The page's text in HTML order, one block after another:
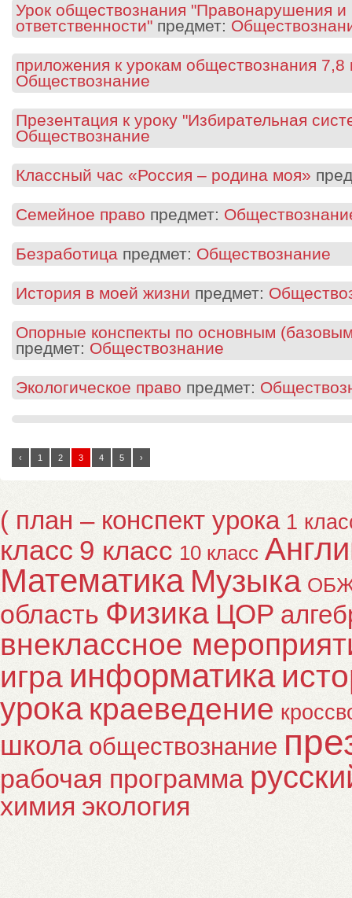
Урок обществознания "Правонарушения
ответственности" предмет:
приложения к урокам обществознания 7,8
Обществознание
Презентация к уроку "Избирательная
Обществознание
Классный час «Россия – родина моя»
Семейное право предмет:
Безработица предмет: Обществознание
История в моей жизни предмет:
Опорные конспекты по основным
предмет: Обществознание
Экологическое право предмет:
‹ 1 2 3 4 5 ›
( план – конспект урока 1
класс 9 класс 10 класс
Математика Музыка
область Физика ЦОР
внеклассное
игра информатика
урока краеведение
школа обществознание
рабочая программа
химия экология